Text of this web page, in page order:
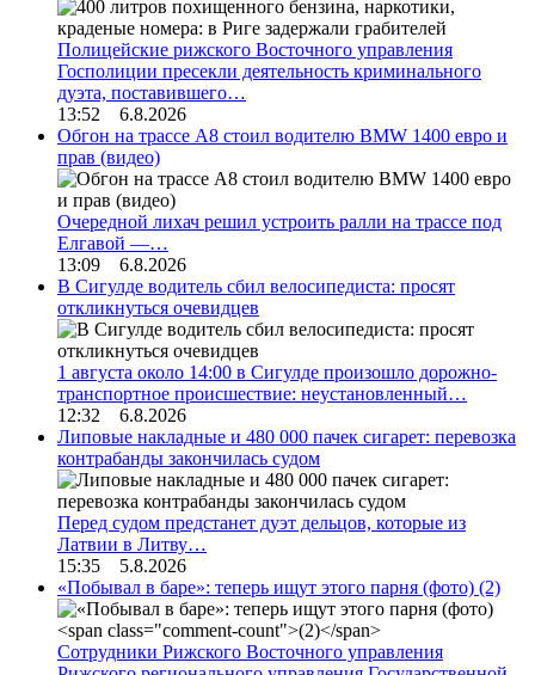
Полицейские рижского Восточного управления
Госполиции пресекли деятельность криминального
дуэта, поставившего…
13:52 6.8.2026
Обгон на трассе А8 стоил водителю BMW 1400 евро и
прав (видео)
Очередной лихач решил устроить ралли на трассе под
Елгавой —…
13:09 6.8.2026
В Сигулде водитель сбил велосипедиста: просят
откликнуться очевидцев
1 августа около 14:00 в Сигулде произошло дорожно-
транспортное происшествие: неустановленный…
12:32 6.8.2026
Липовые накладные и 480 000 пачек сигарет: перевозка
контрабанды закончилась судом
Перед судом предстанет дуэт дельцов, которые из
Латвии в Литву…
15:35 5.8.2026
«Побывал в баре»: теперь ищут этого парня (фото) (2)
Сотрудники Рижского Восточного управления